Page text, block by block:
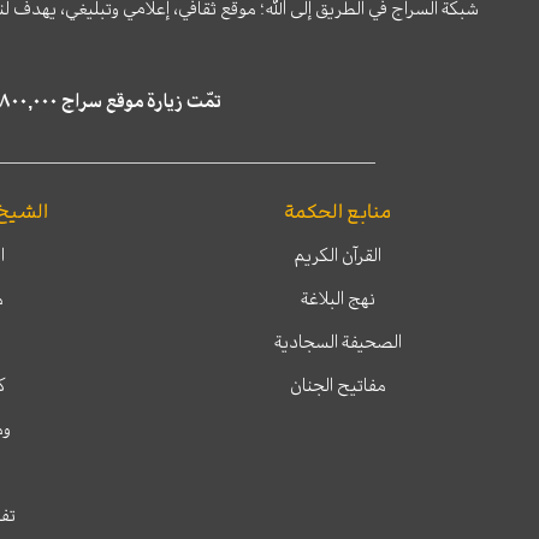
شبكة السراج في الطريق إلى الله؛ موقع ثقافي، إعلامي وتبليغي،
تمّت زيارة موقع سراج ٤,٨٠٠,٠٠٠ مرة خلال الستة أشهر الماضية، كما ظهر في نتائج البحث في محركات البحث٢٢,٢٩٠,٠٠٠ مرّة.
منابع الحكمة
القرآن الكريم
نهج البلاغة
الصحيفة السجادية
مفاتيح الجنان